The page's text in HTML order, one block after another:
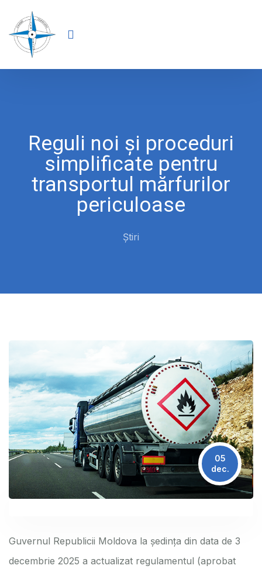
Reguli noi și proceduri
simplificate pentru
transportul mărfurilor
periculoase
Știri
05
dec.
Guvernul Republicii Moldova la şedinţa din data de 3
decembrie 2025 a actualizat regulamentul (aprobat